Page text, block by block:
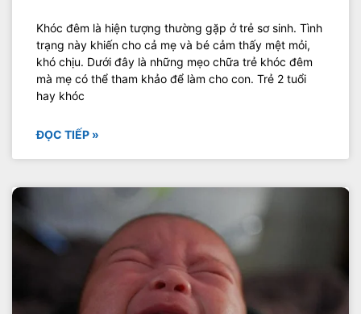
Khóc đêm là hiện tượng thường gặp ở trẻ sơ sinh. Tình
trạng này khiến cho cả mẹ và bé cảm thấy mệt mỏi,
khó chịu. Dưới đây là những mẹo chữa trẻ khóc đêm
mà mẹ có thể tham khảo để làm cho con. Trẻ 2 tuổi
hay khóc
ĐỌC TIẾP »